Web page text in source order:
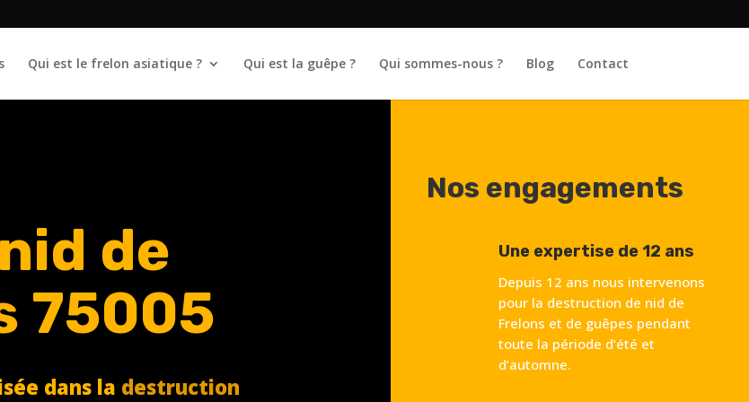
Qui est le frelon asiatique ? Qui est la guêpe ? Qui sommes-nous ? Blog Contact
de
75005
dans la destruction
Nos engagements
Une expertise de 12 ans
Depuis 12 ans nous intervenons
pour la destruction de nid de
Frelons et de guêpes pendant
toute la période d’été et
d’automne.